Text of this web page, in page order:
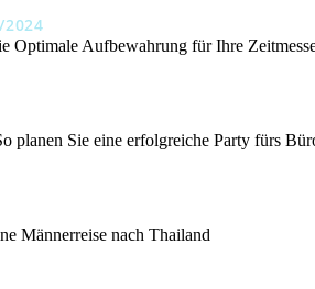
Optimale Aufbewahrung für Ihre
planen Sie eine erfolgreiche Party fürs
Männerreise nach Thailand